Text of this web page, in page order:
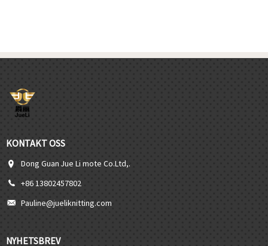
KONTAKT OSS
Dong Guan Jue Li mote Co.Ltd,.
+86 13802457802
Pauline@jueliknitting.com
NYHETSBREV